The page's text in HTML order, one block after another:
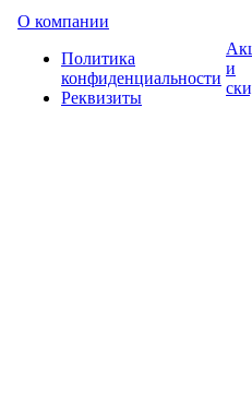
О компании
Политика
конфиденциальности
Реквизиты
и